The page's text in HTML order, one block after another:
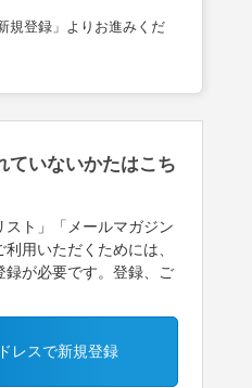
規登録」よりお進みくだ
ていないかたはこち
スト」「メールマガジン
用いただくためには、
録が必要です。登録、ご
レスで新規登録